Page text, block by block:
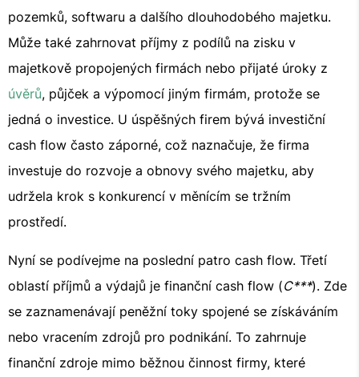
pozemků, softwaru a dalšího dlouhodobého majetku.
Může také zahrnovat příjmy z podílů na zisku v
majetkově propojených firmách nebo přijaté úroky z
úvěrů, půjček a výpomocí jiným firmám, protože se
jedná o investice. U úspěšných firem bývá investiční
cash flow často záporné, což naznačuje, že firma
investuje do rozvoje a obnovy svého majetku, aby
udržela krok s konkurencí v měnícím se tržním
prostředí.
Nyní se podívejme na poslední patro cash flow. Třetí
oblastí příjmů a výdajů je finanční cash flow (C***). Zde
se zaznamenávají peněžní toky spojené se získáváním
nebo vracením zdrojů pro podnikání. To zahrnuje
finanční zdroje mimo běžnou činnost firmy, které